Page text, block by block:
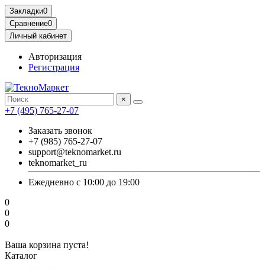
Закладки0
Сравнение0
Личный кабинет
Авторизация
Регистрация
×
+7 (495) 765-27-07
Заказать звонок
+7 (985) 765-27-07
support@teknomarket.ru
teknomarket_ru
Ежедневно с 10:00 до 19:00
0
0
0
Ваша корзина пуста!
Каталог